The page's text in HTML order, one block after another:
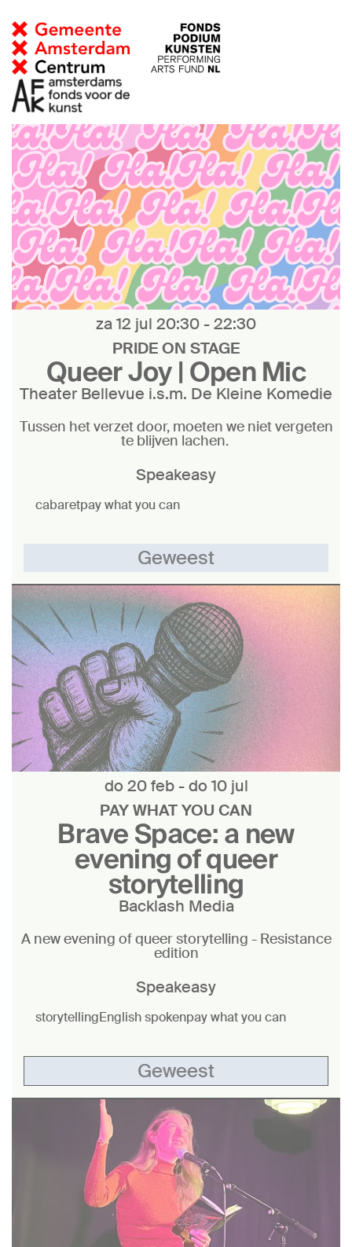
Queer Joy | Open Mic
Theater Bellevue i.s.m. De Kleine Komedie
PRIDE ON STAGE
za 12 jul 20:30 - 22:30
Tussen het verzet door, moeten we niet vergeten
te blijven lachen.
Speakeasy
cabaretpay what you can
Geweest
Brave Space: a new
evening of queer
storytelling
Backlash Media
PAY WHAT YOU CAN
do 20 feb -do 10 jul
A new evening of queer storytelling - Resistance
edition
Speakeasy
storytellingEnglish spokenpay what you can
Geweest